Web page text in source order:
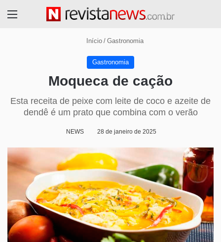
Início / Gastronomia
Gastronomia
Moqueca de cação
Esta receita de peixe com leite de coco e azeite de
dendê é um prato que combina com o verão
NEWS 28 de janeiro de 2025